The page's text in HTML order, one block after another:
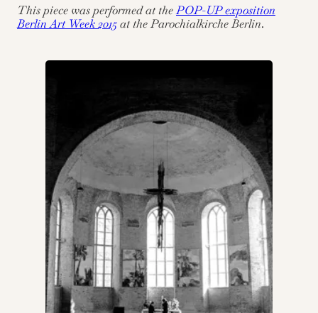
This piece was performed at thePOP-UP exposition
Berlin Art Week 2015at the Parochialkirche Berlin.